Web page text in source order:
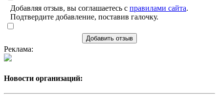
Добавляя отзыв, вы соглашаетесь с правилами сайта.
Подтвердите добавление, поставив галочку.
Добавить отзыв
Реклама:
Новости организаций: